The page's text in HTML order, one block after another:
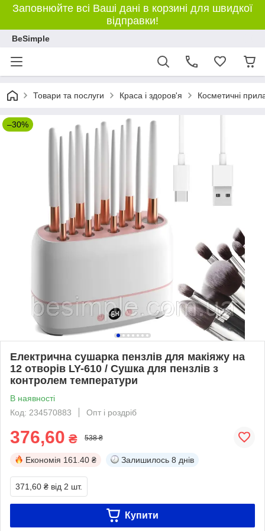
Заповнюйте всі Ваші дані в корзині для швидкої
відправки!
BeSimple
Товари та послуги Краса і здоров'я Косметичні
–30%
Електрична сушарка пензлів для макіяжу на
12 отворів LY-610 / Сушка для пензлів з
контролем температури
В наявності
Код: 234570883
Опт і роздріб
376,60 ₴ 538 ₴
Економія 161.40 ₴ Залишилось 8 днів
371,60 ₴ від 2 шт.
Купити